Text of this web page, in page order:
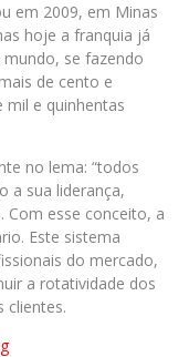
em 2009, em Minas
hoje a franquia já
se fazendo
de cento e
mil e quinhentas
no lema: “todos
a sua liderança,
Com esse conceito, a
Este sistema
do mercado,
a rotatividade dos
clientes.